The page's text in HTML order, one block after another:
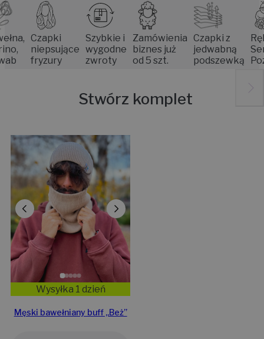
Czapki
niepsujące
fryzury
Szybkie i
wygodne
zwroty
Zamówienia
biznes już
od 5 szt.
Czapki z
jedwabną
podszewką
Stwórz komplet
Wysyłka 1 dzień
Męski bawełniany buff „Beż”